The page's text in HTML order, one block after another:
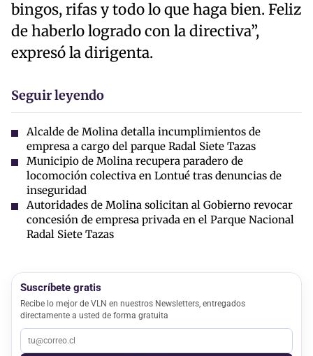
bingos, rifas y todo lo que haga bien. Feliz
de haberlo logrado con la directiva”,
expresó la dirigenta.
Seguir leyendo
Alcalde de Molina detalla incumplimientos de
empresa a cargo del parque Radal Siete Tazas
Municipio de Molina recupera paradero de
locomoción colectiva en Lontué tras denuncias de
inseguridad
Autoridades de Molina solicitan al Gobierno revocar
concesión de empresa privada en el Parque Nacional
Radal Siete Tazas
Suscríbete gratis
Recibe lo mejor de VLN en nuestros Newsletters, entregados
directamente a usted de forma gratuita